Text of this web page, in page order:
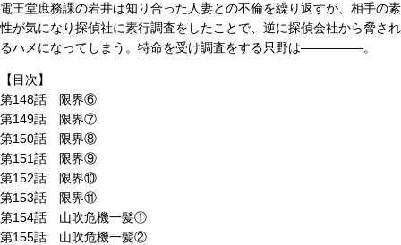
電王堂庶務課の岩井は知り合った人妻との不倫を繰り返すが、相手の素
性が気になり探偵社に素行調査をしたことで、逆に探偵会社から脅され
るハメになってしまう。特命を受け調査をする只野は―――――。
【目次】
第148話 限界⑥
第149話 限界⑦
第150話 限界⑧
第151話 限界⑨
第152話 限界⑩
第153話 限界⑪
第154話 山吹危機一髪①
第155話 山吹危機一髪②